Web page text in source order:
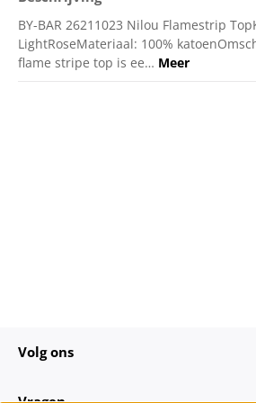
BY-BAR 26211023 Nilou Flamestrip
LightRoseMateriaal: 100%
flame stripe top is ee… Meer
Volg ons